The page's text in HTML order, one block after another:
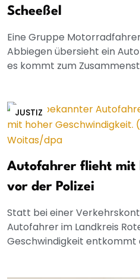
Scheeßel
Eine Gruppe
Abbiegen übersieht ein
es kommt zum
JUSTIZ
Autofahrer flieht mit
vor der Polizei
Statt bei einer
Autofahrer im Landkreis
Geschwindigkeit entkommt